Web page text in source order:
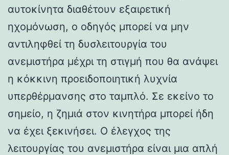
αυτοκίνητα διαθέτουν εξαιρετική
ηχομόνωση, ο οδηγός μπορεί να μην
αντιληφθεί τη δυσλειτουργία του
ανεμιστήρα μέχρι τη στιγμή που θα ανάψει
η κόκκινη προειδοποιητική λυχνία
υπερθέρμανσης στο ταμπλό. Σε εκείνο το
σημείο, η ζημιά στον κινητήρα μπορεί ήδη
να έχει ξεκινήσει. Ο έλεγχος της
λειτουργίας του ανεμιστήρα είναι μια απλή